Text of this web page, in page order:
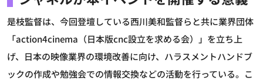
是枝監督は、今回登壇している西川美和監督らと共に業界団体
「action4cinema（日本版cnc設立を求める会）」を立ち上
げ、日本の映像業界の環境改善に向け、ハラスメントハンドブ
ックの作成や勉強会での情報交換などの活動を行っている。こ